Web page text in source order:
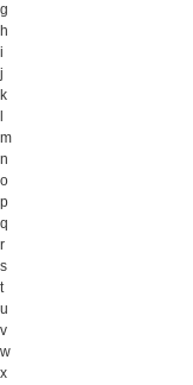
g
h
i
j
k
m
n
o
p
q
r
s
t
u
v
w
x